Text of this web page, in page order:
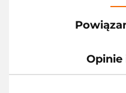
Opinie